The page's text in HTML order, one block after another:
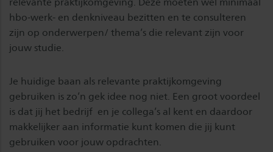
hbo-werk- en denkniveau bezitten en te consulteren
zijn op onderwerpen/ thema’s die relevant zijn voor
jouw studie.
Je huidige baan als relevante praktijkomgeving
gebruiken is zo’n gek idee nog niet. Een groot voordeel
is dat jij het bedrijf en je collega’s al kent en daardoor
makkelijker aan informatie kunt komen die jij kunt
gebruiken voor jouw opdrachten.